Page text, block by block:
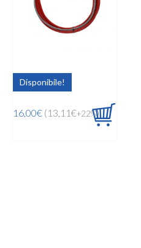
Disponibile!
16,00€ (13,11€+22%)